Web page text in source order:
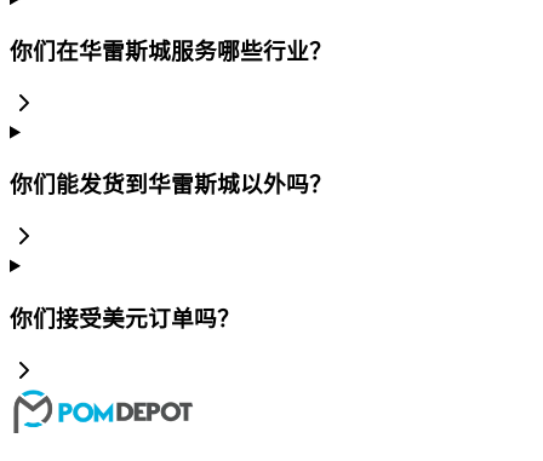
你们在华雷斯城服务哪些行业？
你们能发货到华雷斯城以外吗？
你们接受美元订单吗？